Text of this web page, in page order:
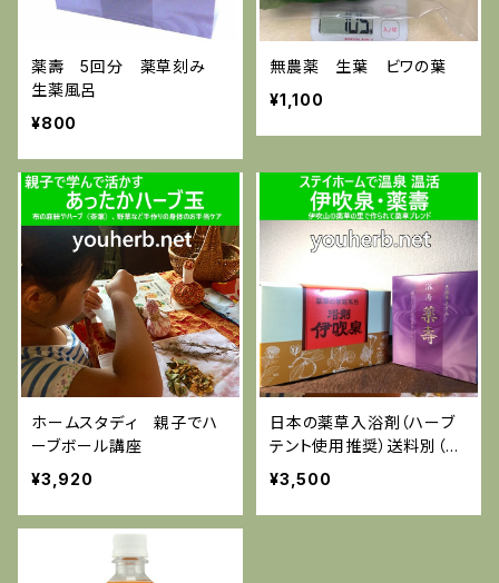
薬壽 5回分 薬草刻み
生薬風呂
¥800
無農薬 生葉 ビワの葉
¥1,100
ホームスタディ 親子でハ
ーブボール講座
¥3,920
日本の薬草入浴剤（ハーブ
テント使用推奨）送料別（再
見積予定）
¥3,500